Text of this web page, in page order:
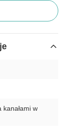
w